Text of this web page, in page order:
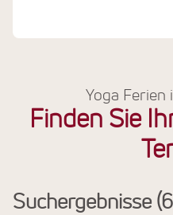
Yoga Ferien
Finden Sie
Suchergebnisse